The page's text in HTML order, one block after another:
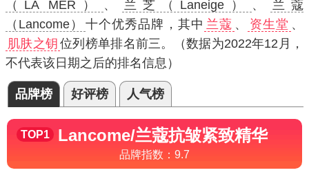
（LA MER）
、 兰芝（Laneige） 、
兰蔻
（Lancome）
十个优秀品牌，其中 兰蔻 、 资生堂 、
肌肤之钥 位列榜单排名前三。（数据为2022年12月，
不代表该日期之后的排名信息）
品牌榜 好评榜 人气榜
TOP1 Lancome/兰蔻抗皱紧致精华
品牌指数： 9.7